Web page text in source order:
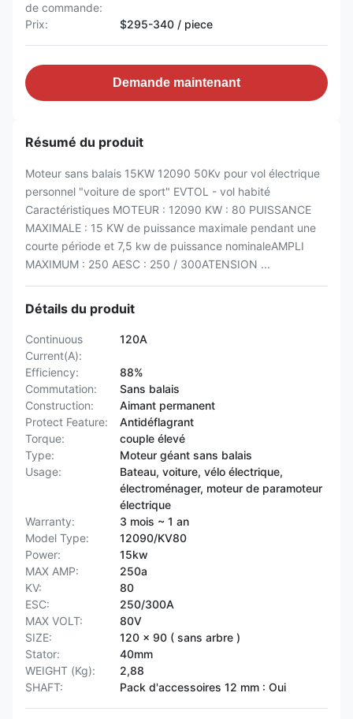
de commande:
Prix: $295-340 / piece
Demande maintenant
Résumé du produit
Moteur sans balais 15KW 12090 50Kv pour vol électrique
personnel "voiture de sport" EVTOL - vol habité
Caractéristiques MOTEUR : 12090 KW : 80 PUISSANCE
MAXIMALE : 15 KW de puissance maximale pendant une
courte période et 7,5 kw de puissance nominaleAMPLI
MAXIMUM : 250 AESC : 250 / 300ATENSION ...
Détails du produit
Continuous
Current(A):
120A
Efficiency:
88%
Commutation:
Sans balais
Construction:
Aimant permanent
Protect Feature:
Antidéflagrant
Torque:
couple élevé
Type:
Moteur géant sans balais
Usage:
Bateau, voiture, vélo électrique,
électroménager, moteur de paramoteur
électrique
Warranty:
3 mois ~ 1 an
Model Type:
12090/KV80
Power:
15kw
MAX AMP:
250a
KV:
80
ESC:
250/300A
MAX VOLT:
80V
SIZE:
120 x 90 ( sans arbre )
Stator:
40mm
WEIGHT (Kg):
2,88
SHAFT:
Pack d'accessoires 12 mm : Oui